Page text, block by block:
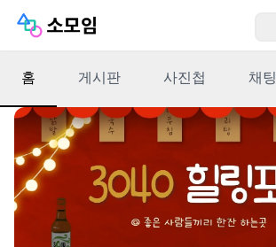
홈 게시판 사진첩 채팅